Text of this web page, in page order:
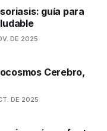
guía para
DE 2025
Cerebro,
DE 2025